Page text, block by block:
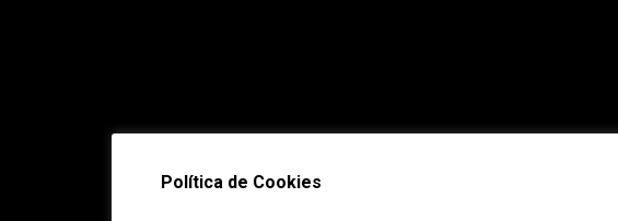
Política de Cookies